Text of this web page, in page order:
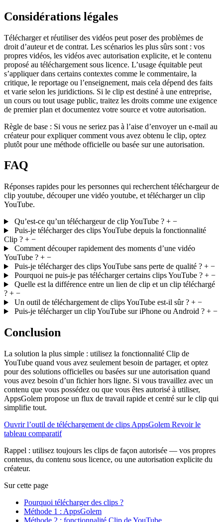
Considérations légales
Télécharger et réutiliser des vidéos peut poser des problèmes de
droit d’auteur et de contrat. Les scénarios les plus sûrs sont : vos
propres vidéos, les vidéos avec autorisation explicite, et le contenu
proposé au téléchargement sous licence. L’usage équitable peut
s’appliquer dans certains contextes comme le commentaire, la
critique, le reportage ou l’enseignement, mais cela dépend des faits
et varie selon les juridictions. Si le clip est destiné à une entreprise,
un cours ou tout usage public, traitez les droits comme une exigence
de premier plan et documentez votre source et votre autorisation.
Règle de base : Si vous ne seriez pas à l’aise d’envoyer un e-mail au
créateur pour expliquer comment vous avez obtenu le clip, optez
plutôt pour une méthode officielle ou basée sur une autorisation.
FAQ
Réponses rapides pour les personnes qui recherchent téléchargeur de
clip youtube, découper une vidéo youtube, et télécharger un clip
YouTube.
Qu’est-ce qu’un téléchargeur de clip YouTube ? + −
Puis-je télécharger des clips YouTube depuis la fonctionnalité
Clip ? + −
Comment découper rapidement des moments d’une vidéo
YouTube ? + −
Puis-je télécharger des clips YouTube sans perte de qualité ? + −
Pourquoi ne puis-je pas télécharger certains clips YouTube ? + −
Quelle est la différence entre un lien de clip et un clip téléchargé
? + −
Un outil de téléchargement de clips YouTube est-il sûr ? + −
Puis-je télécharger un clip YouTube sur iPhone ou Android ? + −
Conclusion
La solution la plus simple : utilisez la fonctionnalité Clip de
YouTube quand vous avez seulement besoin de partager, et optez
pour des solutions officielles ou basées sur une autorisation quand
vous avez besoin d’un fichier hors ligne. Si vous travaillez avec un
contenu que vous possédez ou que vous êtes autorisé à utiliser,
AppsGolem propose un flux de travail rapide et centré sur le clip qui
simplifie tout.
Ouvrir l’outil de téléchargement de clips AppsGolem Revoir le
tableau comparatif
Rappel : utilisez toujours les clips de façon autorisée — vos propres
contenus, du contenu sous licence, ou une autorisation explicite du
créateur.
Sur cette page
Pourquoi télécharger des clips ?
Méthode 1 : AppsGolem